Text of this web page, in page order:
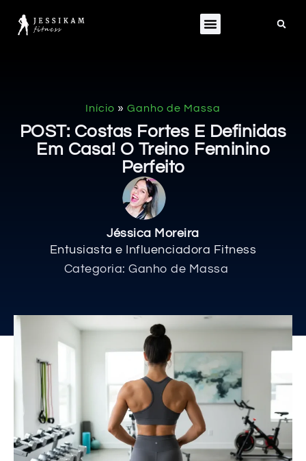
Início »Ganho de Massa
POST: Costas Fortes E Definidas
Em Casa! O Treino Feminino
Perfeito
Jéssica Moreira
Entusiasta e Influenciadora Fitness
Categoria:Ganho de Massa